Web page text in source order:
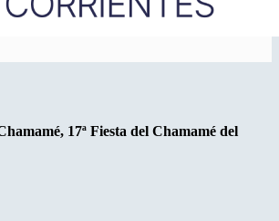
17ª Fiesta del Chamamé del